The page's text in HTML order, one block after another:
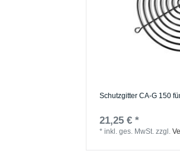
Schutzgitter CA-G 150
21,25 € *
*inkl. ges. MwSt. zzgl.